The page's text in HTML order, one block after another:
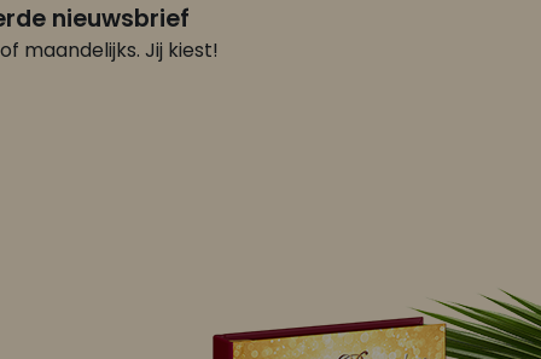
nieuwsbrief
maandelijks. Jij kiest!